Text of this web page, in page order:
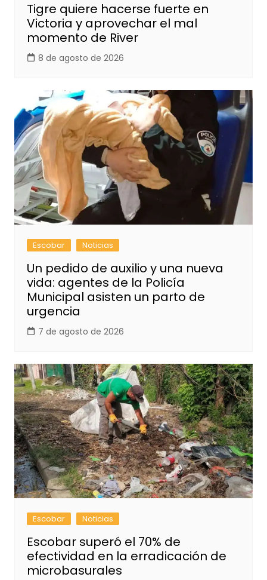
Tigre quiere hacerse fuerte en
Victoria y aprovechar el mal
momento de River
8 de agosto de 2026
Escobar Noticias
Un pedido de auxilio y una nueva
vida: agentes de la Policía
Municipal asisten un parto de
urgencia
7 de agosto de 2026
Escobar Noticias
Escobar superó el 70% de
efectividad en la erradicación de
microbasurales